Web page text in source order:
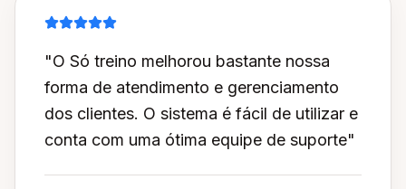
"O Só treino melhorou bastante nossa
forma de atendimento e gerenciamento
dos clientes. O sistema é fácil de utilizar e
conta com uma ótima equipe de suporte"